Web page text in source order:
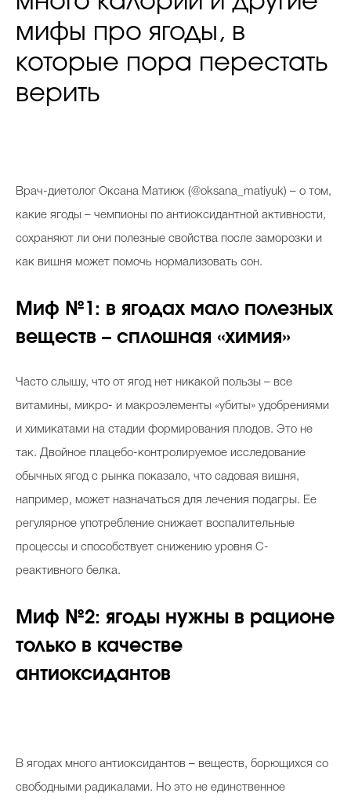
мифы про ягоды, в
которые пора перестать
верить
Врач-диетолог Оксана Матиюк (@oksana_matiyuk) – о том,
какие ягоды – чемпионы по антиоксидантной активности,
сохраняют ли они полезные свойства после заморозки и
как вишня может помочь нормализовать сон.
Миф №1: в ягодах мало полезных
веществ – сплошная «химия»
Часто слышу, что от ягод нет никакой пользы – все
витамины, микро- и макроэлементы «убиты» удобрениями
и химикатами на стадии формирования плодов. Это не
так. Двойное плацебо-контролируемое исследование
обычных ягод с рынка показало, что садовая вишня,
например, может назначаться для лечения подагры. Ее
регулярное употребление снижает воспалительные
процессы и способствует снижению уровня С-
реактивного белка.
Миф №2: ягоды нужны в рационе
только в качестве
антиоксидантов
В ягодах много антиоксидантов – веществ, борющихся со
свободными радикалами. Но это не единственное